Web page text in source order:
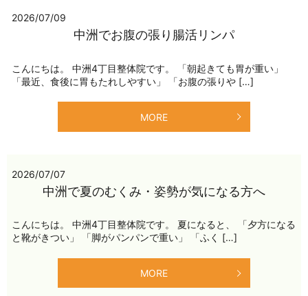
2026/07/09
中洲でお腹の張り腸活リンパ
こんにちは。 中洲4丁目整体院です。 「朝起きても胃が重い」
「最近、食後に胃もたれしやすい」 「お腹の張りや […]
MORE
2026/07/07
中洲で夏のむくみ・姿勢が気になる方へ
こんにちは。 中洲4丁目整体院です。 夏になると、 「夕方になる
と靴がきつい」 「脚がパンパンで重い」 「ふく […]
MORE